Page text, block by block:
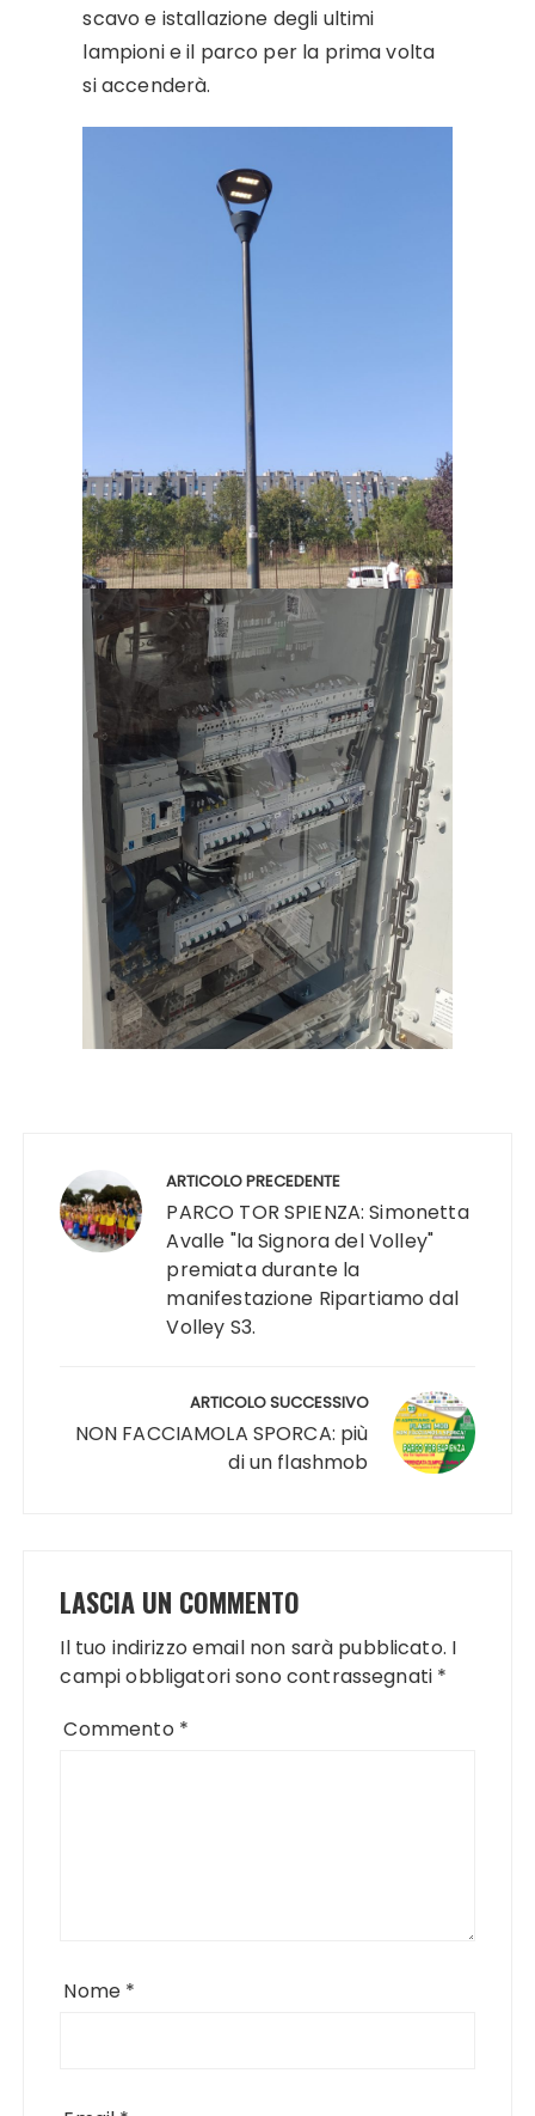
scavo e istallazione degli ultimi
lampioni e il parco per la prima volta
si accenderà.
articoli ARTICOLO PRECEDENTE
PARCO TOR SPIENZA: Simonetta
Avalle "la Signora del Volley"
premiata durante la
manifestazione Ripartiamo dal
Volley S3.
ARTICOLO SUCCESSIVO
NON FACCIAMOLA SPORCA: più
di un flashmob
LASCIA UN COMMENTO
Il tuo indirizzo email non sarà pubblicato. I
campi obbligatori sono contrassegnati *
Commento *
Nome *